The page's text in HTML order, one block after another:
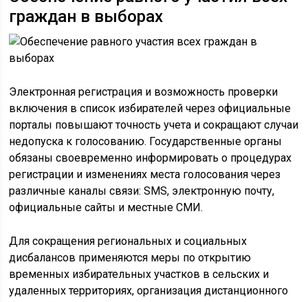
граждан в выборах
Электронная регистрация и возможность проверки
включения в список избирателей через официальные
порталы повышают точность учета и сокращают случаи
недопуска к голосованию. Государственные органы
обязаны своевременно информировать о процедурах
регистрации и изменениях места голосования через
различные каналы связи: SMS, электронную почту,
официальные сайты и местные СМИ.
Для сокращения региональных и социальных
дисбалансов применяются меры по открытию
временных избирательных участков в сельских и
удаленных территориях, организация дистанционного